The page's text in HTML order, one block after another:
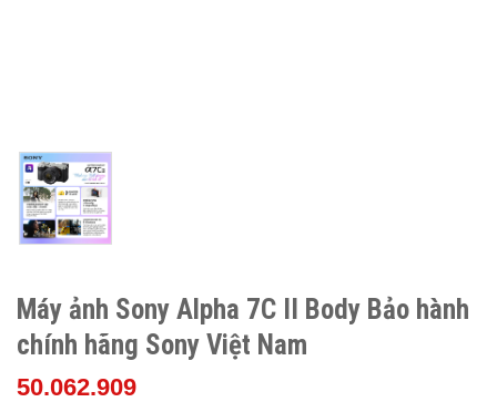
Máy ảnh Sony Alpha 7C II Body Bảo hành
chính hãng Sony Việt Nam
50.062.909